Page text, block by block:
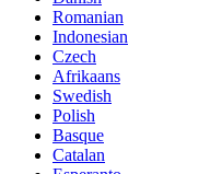
Romanian
Indonesian
Czech
Afrikaans
Swedish
Polish
Basque
Catalan